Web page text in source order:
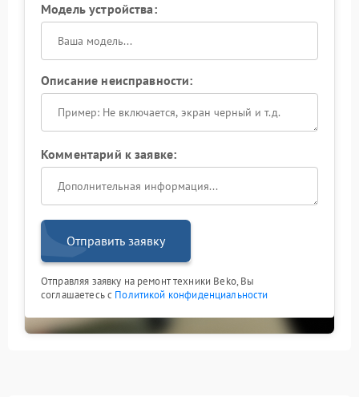
Модель устройства:
Описание неисправности:
Комментарий к заявке:
Отправить заявку
Отправляя заявку на ремонт техники Beko, Вы
соглашаетесь с Политикой конфиденциальности